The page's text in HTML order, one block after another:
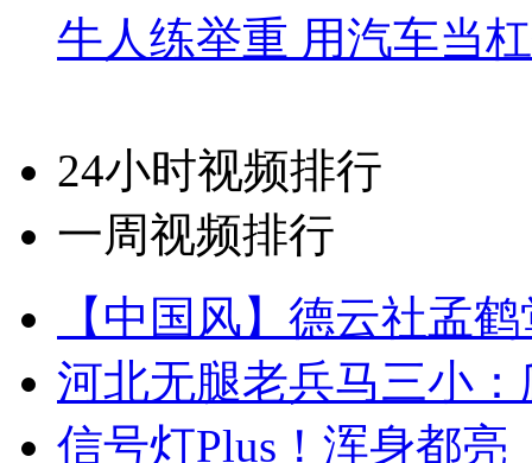
牛人练举重 用汽车当
24小时视频排行
一周视频排行
【中国风】德云社孟
河北无腿老兵马三小
信号灯Plus！浑身都亮